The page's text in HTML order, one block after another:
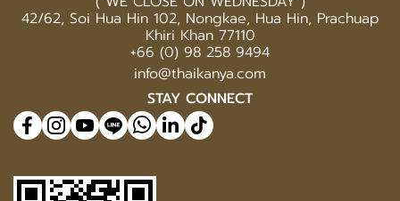
42/62, Soi Hua Hin 102, Nongkae, Hua Hin, Prachuap
Khiri Khan 77110
+66 (0) 98 258 9494
info@thaikanya.com
STAY CONNECT